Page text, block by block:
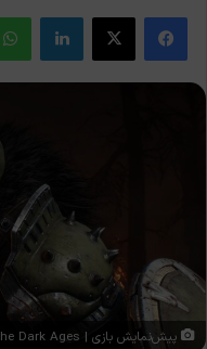
فیس بوک X
پیش‌نمایش بازی | Doom: The Dark Ages زمین‌گیرتر از همیشه